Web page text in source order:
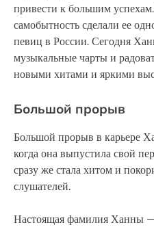
привести к большим
самобытность сделали ее
певиц в России. Сегодня
музыкальные чарты и
новыми хитами и яркими
Большой прорыв
Большой прорыв в карьере
когда она выпустила свой
сразу же стала хитом и
слушателей.
Настоящая фамилия Ханны —